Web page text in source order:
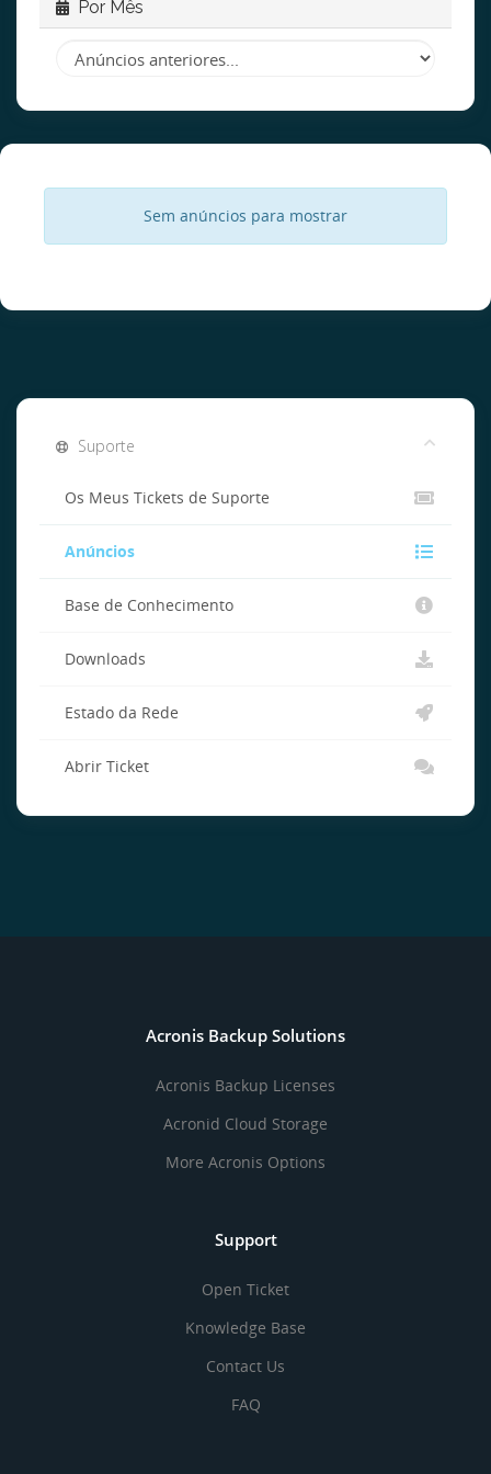
Por Mês
Sem anúncios para mostrar
Suporte
Os Meus Tickets de Suporte
Anúncios
Base de Conhecimento
Downloads
Estado da Rede
Abrir Ticket
Acronis Backup Solutions
Acronis Backup Licenses
Acronid Cloud Storage
More Acronis Options
Support
Open Ticket
Knowledge Base
Contact Us
FAQ